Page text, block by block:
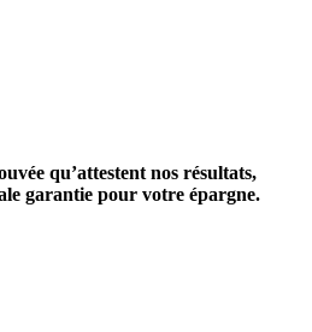
qu’attestent nos résultats,
garantie pour votre épargne.